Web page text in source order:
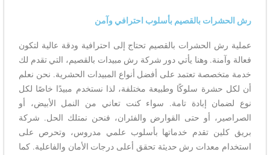
رش الحشرات بالقصيم بأسلوب احترافي وآمن
عملية رش الحشرات بالقصيم تحتاج إلى احترافية ودقة عالية لتكون
فعالة وآمنة. وهنا يأتي دور شركة رش مبيدات بالقصيم، التي تقدم لك
خدمة متخصصة تعتمد على أفضل أنواع المبيدات الحشرية. نحن نعلم
أن لكل حشرة سلوكًا وطبيعة مختلفة، لذا نستخدم مبيدًا خاصًا لكل
نوع لضمان إبادة تامة. سواء كنت تعاني من النمل الأبيض، أو
الصراصير، أو حتى القوارض والفئران، فنحن نمتلك الحل. شركة
بريق كلين تقدم خدماتها بأسلوب علمي مدروس، وتحرص على
استخدام معدات رش حديثة تحقق أعلى درجات الأمان والفاعلية. كما